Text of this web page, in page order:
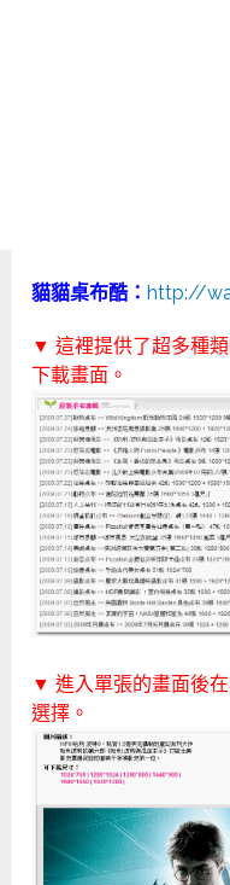
貓貓桌布酷： http://
▼ 這裡提供了超多種
下載畫面。
▼ 進入單張的畫面後
選擇。